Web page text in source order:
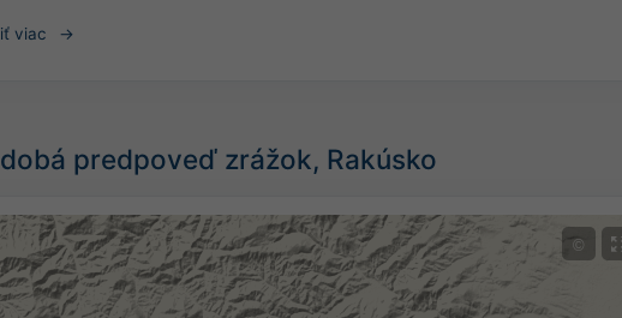
viac
predpoveď zrážok, Rakúsko
©